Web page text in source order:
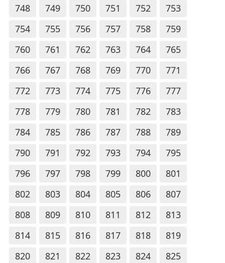
748
749 750 751 752
753
754
755 756 757 758
759
760
761 762 763 764
765
766
767 768 769 770
771
772
773 774 775 776
777
778
779 780 781 782
783
784
785 786 787 788
789
790
791 792 793 794
795
796
797 798 799 800
801
802
803 804 805 806
807
808
809 810 811 812
813
814
815 816 817 818
819
820
821 822 823 824
825